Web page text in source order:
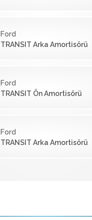
Ford
TRANSIT Arka Amortisörü
Ford
TRANSIT Ön Amortisörü
Ford
TRANSIT Arka Amortisörü